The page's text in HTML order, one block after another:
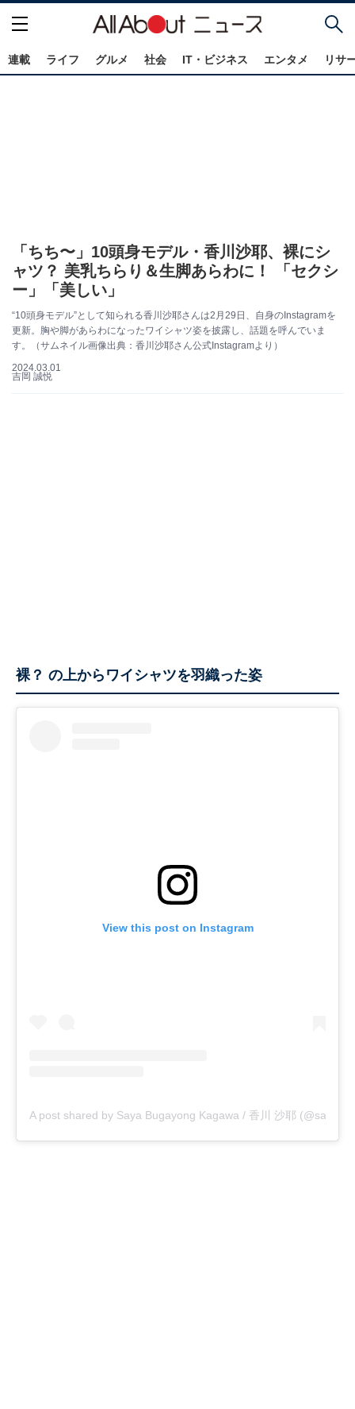
連載 ライフ グルメ 社会 IT・ビジネス エンタメ リサ
「ちち〜」10頭身モデル・香川沙耶、裸にシ
ャツ？ 美乳ちらり＆生脚あらわに！ 「セクシ
ー」「美しい」
“10頭身モデル”として知られる香川沙耶さんは2月29日、自身のInstagramを
更新。胸や脚があらわになったワイシャツ姿を披露し、話題を呼んでいま
す。（サムネイル画像出典：香川沙耶さん公式Instagramより）
2024.03.01
吉岡 誠悦
裸？ の上からワイシャツを羽織った姿
View this post on Instagram
A post shared by Saya Bugayong Kagawa / 香川 沙耶